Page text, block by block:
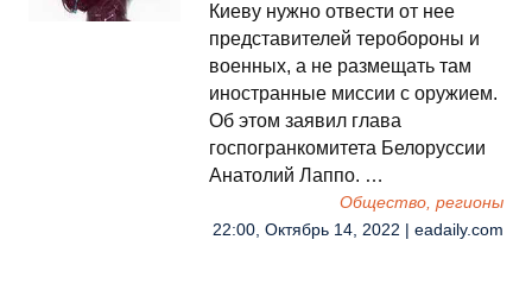
Киеву нужно отвести от нее
представителей теробороны и
военных, а не размещать там
иностранные миссии с оружием.
Об этом заявил глава
госпогранкомитета Белоруссии
Анатолий Лаппо. …
Общество, регионы
22:00, Октябрь 14, 2022 | eadaily.com